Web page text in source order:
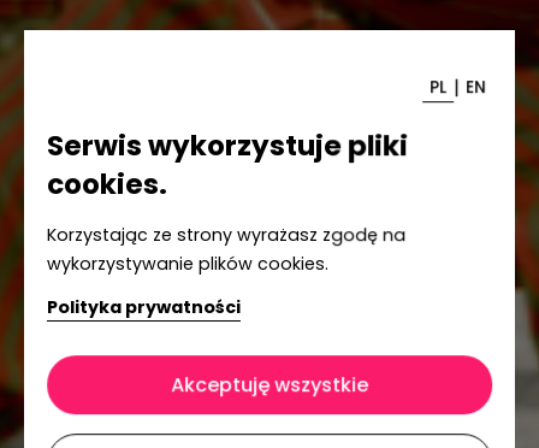
PL | EN
Serwis wykorzystuje pliki
cookies.
Korzystając ze strony wyrażasz zgodę na
wykorzystywanie plików cookies.
Polityka prywatności
Akceptuję wszystkie